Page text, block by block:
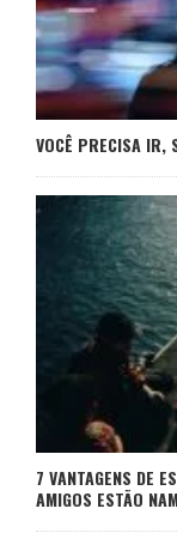
VOCÊ PRECISA IR,
7 VANTAGENS DE
AMIGOS ESTÃO